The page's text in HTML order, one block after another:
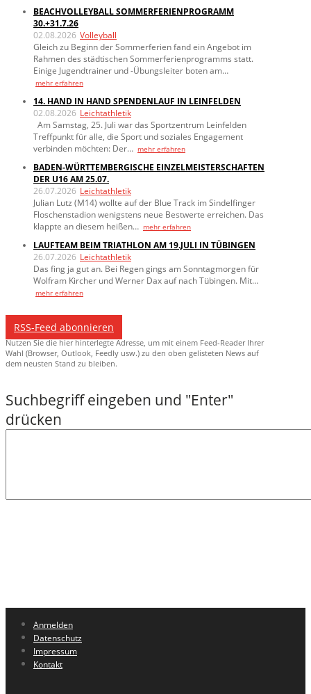
BEACHVOLLEYBALL SOMMERFERIENPROGRAMM
30.+31.7.26
02.08.2026 Volleyball
Gleich zu Beginn der Sommerferien fand ein Angebot im
Rahmen des städtischen Sommerferienprogramms statt.
Einige Jugendtrainer und -Übungsleiter boten am…
mehr erfahren
14. HAND IN HAND SPENDENLAUF IN LEINFELDEN
02.08.2026 Leichtathletik
Am Samstag, 25. Juli war das Sportzentrum Leinfelden
Treffpunkt für alle, die Sport und soziales Engagement
verbinden möchten: Der… mehr erfahren
BADEN-WÜRTTEMBERGISCHE EINZELMEISTERSCHAFTEN
DER U16 AM 25.07.
26.07.2026 Leichtathletik
Julian Lutz (M14) wollte auf der Blue Track im Sindelfinger
Floschenstadion wenigstens neue Bestwerte erreichen. Das
klappte an diesem heißen… mehr erfahren
LAUFTEAM BEIM TRIATHLON AM 19.JULI IN TÜBINGEN
26.07.2026 Leichtathletik
Das fing ja gut an. Bei Regen gings am Sonntagmorgen für
Wolfram Kircher und Werner Dax auf nach Tübingen. Mit…
mehr erfahren
RSS-Feed abonnieren
Nutzen Sie die hier hinterlegte Adresse, um mit einem Feed-Reader Ihrer
Wahl (Browser, Outlook, Feedly usw.) zu den oben gelisteten News auf
dem neusten Stand zu bleiben.
Anmelden
Datenschutz
Impressum
Kontakt